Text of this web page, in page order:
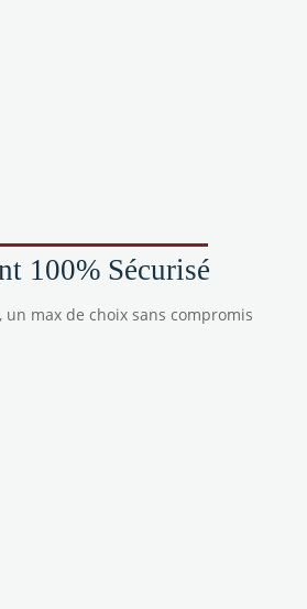
100% Sécurisé
un max de choix sans compromis